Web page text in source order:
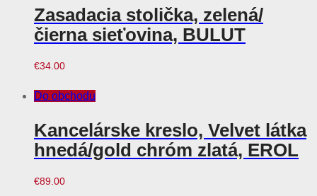
Zasadacia stolička, zelená/
čierna sieťovina, BULUT
€34.00
Do obchodu
Kancelárske kreslo, Velvet látka
hnedá/gold chróm zlatá, EROL
€89.00